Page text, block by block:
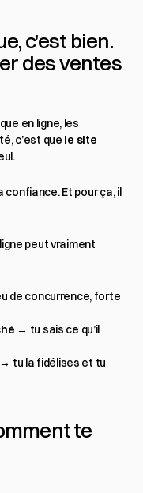
c’est bien.
des ventes
en ligne, les
c’est que le site
confiance. Et pour ça, il
peut vraiment
de concurrence, forte
→ tu sais ce qu’il
→ tu la fidélises et tu
te